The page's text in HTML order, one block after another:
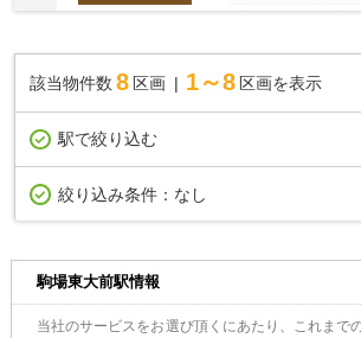
該当物件数 8 区画 1～8 区画を表示
駅で絞り込む
絞り込み条件： なし
駒場東大前駅情報
当社のサービスをお選び頂くにあたり、これまで